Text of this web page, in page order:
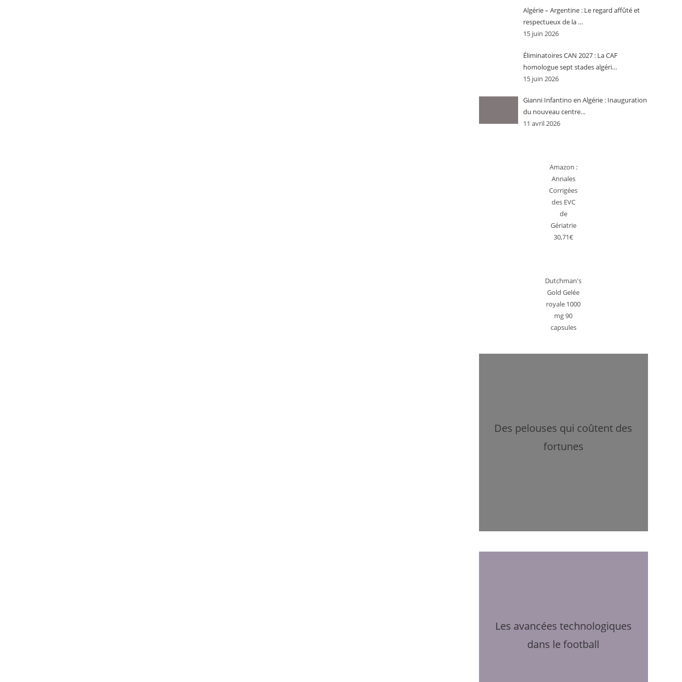
Algérie – Argentine : Le regard affûté et
respectueux de la …
15 juin 2026
Éliminatoires CAN 2027 : La CAF
homologue sept stades algéri…
15 juin 2026
Gianni Infantino en Algérie : Inauguration
du nouveau centre…
11 avril 2026
Amazon :
Annales
Corrigées
des EVC
de
Gériatrie
30,71€
Dutchman's
Gold Gelée
royale 1000
mg 90
capsules
Des pelouses qui coûtent des
fortunes
Les avancées technologiques
dans le football